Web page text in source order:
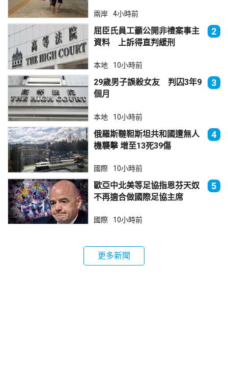
兩岸 4小時前
屈臣氏員工籲公開非禮案事主
資料 上訴得直判緩刑
2
本地 10小時前
29歲男子誤殺女友 判囚3年9
個月
3
本地 10小時前
俄羅斯韃靼斯坦共和國遭無人
機襲擊 增至13死39傷
4
國際 10小時前
歐亞中北美等足協指恩芬天奴
不再適合做國際足協主席
5
國際 10小時前
更多新聞